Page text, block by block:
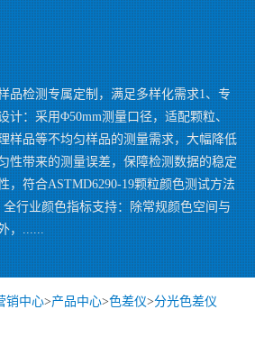
品检测专属定制，满足多样化需求1、专
计：采用Φ50mm测量口径，适配颗粒、
样品等不均匀样品的测量需求，大幅降低
性带来的测量误差，保障检测数据的稳定
，符合ASTMD6290-19颗粒颜色测试方法
全行业颜色指标支持：除常规颜色空间与
，......
销中心>产品中心>色差仪>分光色差仪